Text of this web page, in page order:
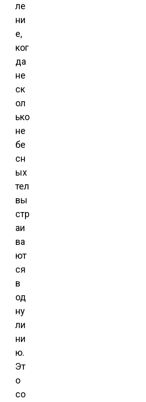
ле
ни
е,
ког
да
не
ск
ол
ько
не
бе
сн
ых
тел
вы
стр
аи
ва
ют
ся
в
од
ну
ли
ни
ю.
Эт
о
со